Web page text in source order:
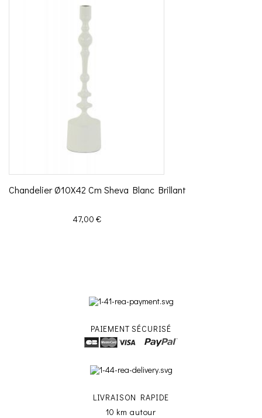
Chandelier Ø10X42 Cm Sheva Blanc Brillant
Prix
47,00 €
PAIEMENT SÉCURISÉ
LIVRAISON RAPIDE
10 km autour